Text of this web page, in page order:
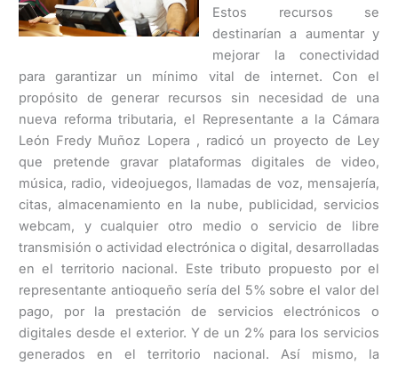
Estos recursos se
destinarían a aumentar y
mejorar la conectividad
para garantizar un mínimo vital de internet. Con el
propósito de generar recursos sin necesidad de una
nueva reforma tributaria, el Representante a la Cámara
León Fredy Muñoz Lopera , radicó un proyecto de Ley
que pretende gravar plataformas digitales de video,
música, radio, videojuegos, llamadas de voz, mensajería,
citas, almacenamiento en la nube, publicidad, servicios
webcam, y cualquier otro medio o servicio de libre
transmisión o actividad electrónica o digital, desarrolladas
en el territorio nacional. Este tributo propuesto por el
representante antioqueño sería del 5% sobre el valor del
pago, por la prestación de servicios electrónicos o
digitales desde el exterior. Y de un 2% para los servicios
generados en el territorio nacional. Así mismo, la